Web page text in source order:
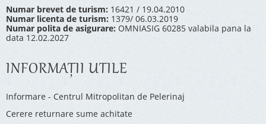
Numar brevet de turism: 16421 / 19.04.2010
Numar licenta de turism: 1379/ 06.03.2019
Numar polita de asigurare: OMNIASIG 60285 valabila pana la
data 12.02.2027
INFORMAŢII UTILE
Informare - Centrul Mitropolitan de Pelerinaj
Cerere returnare sume achitate